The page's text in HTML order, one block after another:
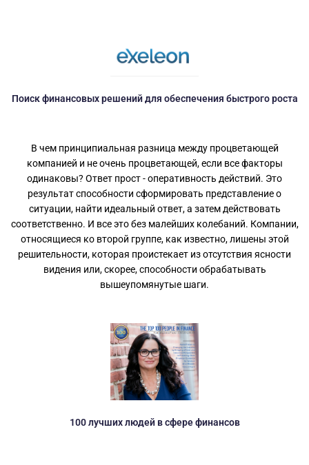
Поиск финансовых решений для обеспечения быстрого роста
В чем принципиальная разница между процветающей
компанией и не очень процветающей, если все факторы
одинаковы? Ответ прост - оперативность действий. Это
результат способности сформировать представление о
ситуации, найти идеальный ответ, а затем действовать
соответственно. И все это без малейших колебаний. Компании,
относящиеся ко второй группе, как известно, лишены этой
решительности, которая проистекает из отсутствия ясности
видения или, скорее, способности обрабатывать
вышеупомянутые шаги.
100 лучших людей в сфере финансов